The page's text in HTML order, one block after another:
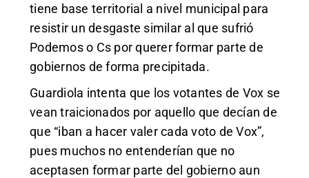
tiene base territorial a nivel municipal para
resistir un desgaste similar al que sufrió
Podemos o Cs por querer formar parte de
gobiernos de forma precipitada.
Guardiola intenta que los votantes de Vox se
vean traicionados por aquello que decían de
que “iban a hacer valer cada voto de Vox”,
pues muchos no entenderían que no
aceptasen formar parte del gobierno aun